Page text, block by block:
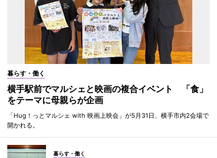
暮らす・働く
横手駅前でマルシェと映画の複合イベント 「食」
をテーマに母親らが企画
「Hug！っとマルシェ with 映画上映会」が5月31日、横手市内2会場で
開かれる。
暮らす・働く